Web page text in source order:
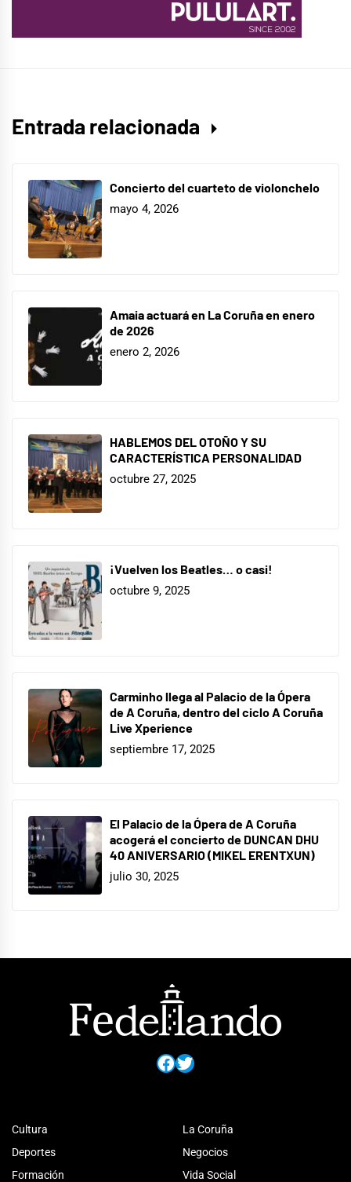
Entrada relacionada
Concierto del cuarteto de violonchelo
mayo 4, 2026
Amaia actuará en La Coruña en enero
de 2026
enero 2, 2026
HABLEMOS DEL OTOÑO Y SU
CARACTERÍSTICA PERSONALIDAD
octubre 27, 2025
¡Vuelven los Beatles… o casi!
octubre 9, 2025
Carminho llega al Palacio de la Ópera
de A Coruña, dentro del ciclo A Coruña
Live Xperience
septiembre 17, 2025
El Palacio de la Ópera de A Coruña
acogerá el concierto de DUNCAN DHU
40 ANIVERSARIO (MIKEL ERENTXUN)
julio 30, 2025
Facebook
Twitter
Cultura
Deportes
Formación
La Coruña
Negocios
Vida Social